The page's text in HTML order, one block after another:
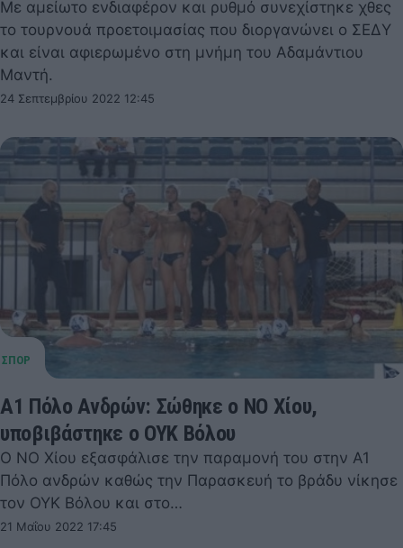
Με αμείωτο ενδιαφέρον και ρυθμό συνεχίστηκε χθες
το τουρνουά προετοιμασίας που διοργανώνει ο ΣΕΔΥ
και είναι αφιερωμένο στη μνήμη του Αδαμάντιου
Μαντή.
24 Σεπτεμβρίου 2022 12:45
Α1 Πόλο Ανδρών: Σώθηκε ο ΝΟ Χίου,
υποβιβάστηκε ο ΟΥΚ Βόλου
Ο ΝΟ Χίου εξασφάλισε την παραμονή του στην Α1
Πόλο ανδρών καθώς την Παρασκευή το βράδυ νίκησε
τον ΟΥΚ Βόλου και στο…
21 Μαΐου 2022 17:45